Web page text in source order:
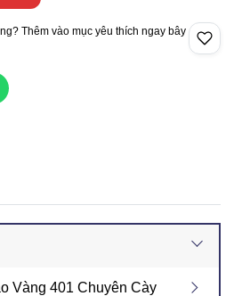
Thêm vào mục yêu thích ngay bây
Vàng 401 Chuyên Cày